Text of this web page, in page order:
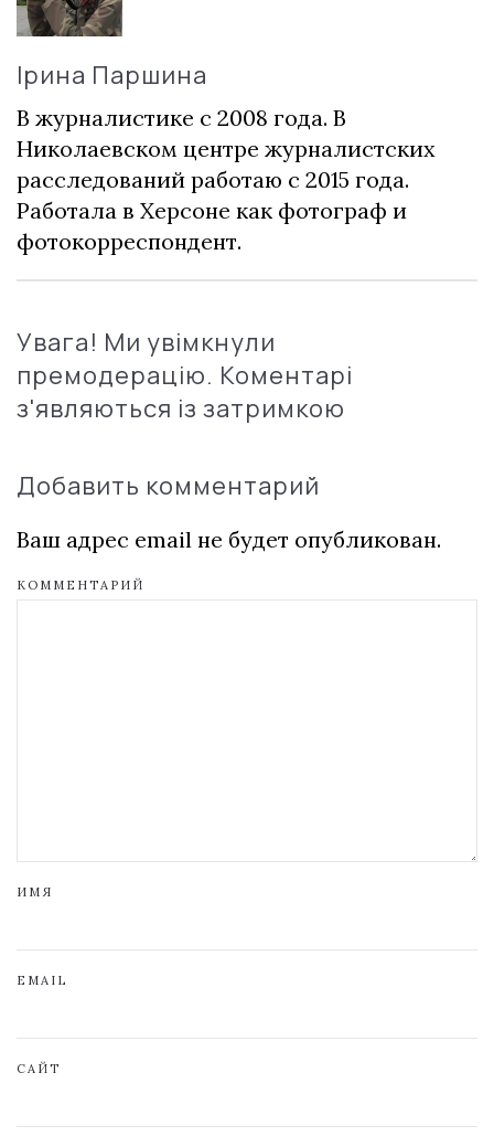
Ірина Паршина
В журналистике с 2008 года. В
Николаевском центре журналистских
расследований работаю с 2015 года.
Работала в Херсоне как фотограф и
фотокорреспондент.
Увага! Ми увімкнули
премодерацію. Коментарі
з'являються із затримкою
Добавить комментарий
Ваш адрес email не будет опубликован.
КОММЕНТАРИЙ
ИМЯ
EMAIL
САЙТ